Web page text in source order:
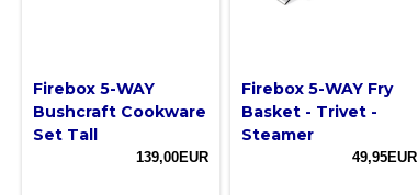
Firebox 5-WAY
Bushcraft Cookware
Set Tall
139,00EUR
Firebox 5-WAY Fry
Basket - Trivet -
Steamer
49,95EUR